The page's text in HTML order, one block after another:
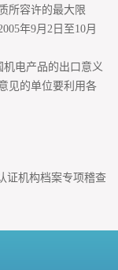
所容许的最大限
年9月2日至10月
电产品的出口意义
见的单位要利用各
证机构档案专项稽查